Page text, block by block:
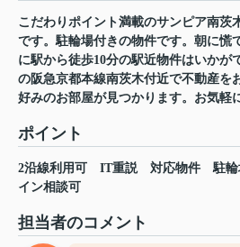
こだわりポイント満載のサンピア南茨
です。駐輪場付きの物件です。朝に慌
に駅から徒歩10分の駅近物件はいかが
の阪急京都本線南茨木付近で不動産を
好みのお部屋が見つかります。お気軽
ポイント
2沿線利用可 IT重説 対応物件 駐
イン相談可
担当者のコメント